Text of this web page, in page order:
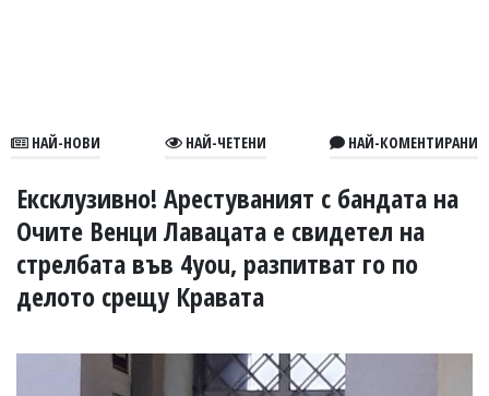
В
УКРАЙНА
СПОРТ
РАЗСЛЕДВАНЕ
ЮГ
НАЙ-НОВИ НАЙ-ЧЕТЕНИ НАЙ-КОМЕНТИРАНИ
Ексклузивно! Арестуваният с бандата на
Очите Венци Лавацата е свидетел на
стрелбата във 4you, разпитват го по
делото срещу Кравата